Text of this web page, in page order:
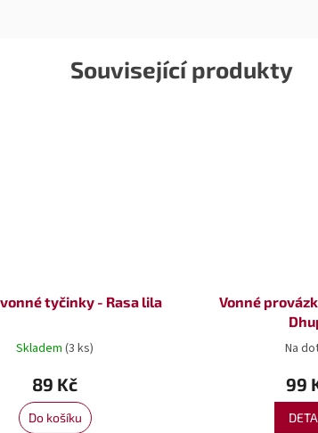
Související produkty
tyčinky - Rasa lila
Skladem(3 ks)
89 Kč
Do košíku
Vonné
Na
99